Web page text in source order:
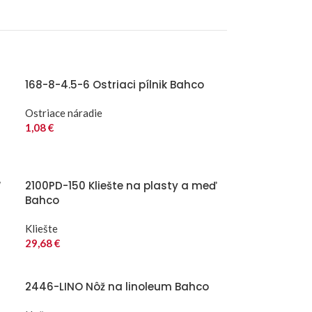
168-8-4.5-6 Ostriaci pílnik Bahco
Ostriace náradie
1,08€
2100PD-150 Kliešte na plasty a meď
Bahco
Kliešte
29,68€
2446-LINO Nôž na linoleum Bahco